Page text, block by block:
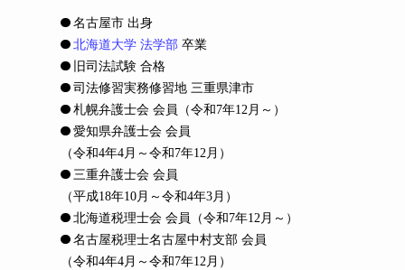
名古屋市 出身
北海道大学 法学部 卒業
旧司法試験 合格
司法修習実務修習地 三重県津市
札幌弁護士会 会員
（令和7年12月～）
愛知県弁護士会 会員
（令和4年4月～令和7年12月）
三重弁護士会 会員
（平成18年10月～令和4年3月）
北海道税理士会 会員
（令和7年12月～）
名古屋税理士名古屋中村支部 会員
（令和4年4月～令和7年12月）